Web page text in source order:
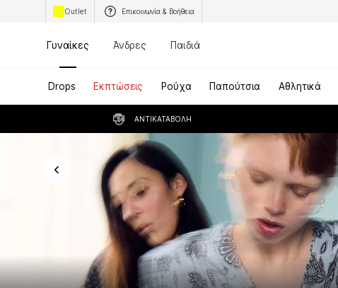
Outlet Επικοινωνία & Βοήθεια
Γυναίκες Άνδρες Παιδιά
Drops Εκπτώσεις Ρούχα Παπούτσια Αθλητικά
ΑΝΤΙΚΑΤΑΒΟΛΉ